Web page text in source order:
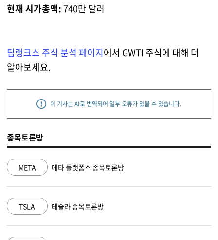
현재 시가총액:740만 달러
팁랭크스 주식 분석 페이지에서 GWTI 주식에 대해 더
알아보세요.
이 기사는 AI로 번역되어 일부 오류가 있을 수 있습니다.
종목토론방
메타 플랫폼스 종목토론방
테슬라 종목토론방